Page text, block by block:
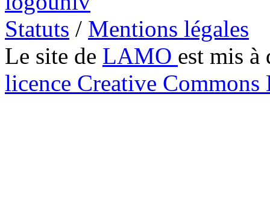
Statuts / Mentions légales
Le site de LAMO est mis à
licence Creative